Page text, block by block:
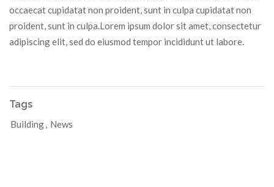
occaecat cupidatat non proident, sunt in culpa cupidatat non
proident, sunt in culpa.Lorem ipsum dolor sit amet, consectetur
adipiscing elit, sed do eiusmod tempor incididunt ut labore.
Tags
Building, News